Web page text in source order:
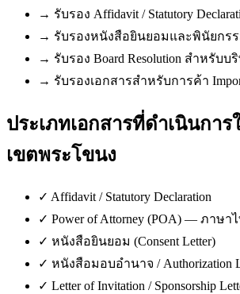
→ รับรอง Affidavit / Statutory
→ รับรองหนังสือยินยอมและพินัยกร
→ รับรอง Board Resolution สำหรับ
→ รับรองเอกสารสำหรับการค้า
ประเภทเอกสารที่ดำเนินกา
เขตพระโขนง
✓ Affidavit / Statutory Declaration
✓ Power of Attorney (POA) — ภาษา
✓ หนังสือยินยอม (Consent Letter)
✓ หนังสือมอบอำนาจ / Authorization
✓ Letter of Invitation / Sponsorship